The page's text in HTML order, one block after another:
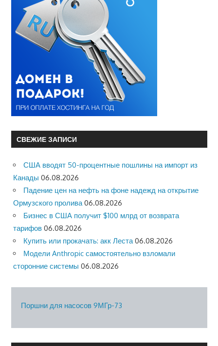
СВЕЖИЕ ЗАПИСИ
США вводят 50-процентные пошлины на импорт из
Канады 06.08.2026
Падение цен на нефть на фоне надежд на открытие
Ормузского пролива 06.08.2026
Бизнес в США получит $100 млрд от возврата
тарифов 06.08.2026
Купить или прокачать: акк Леста 06.08.2026
Модели Anthropic самостоятельно взломали
сторонние системы 06.08.2026
Поршни для насосов 9МГр-73